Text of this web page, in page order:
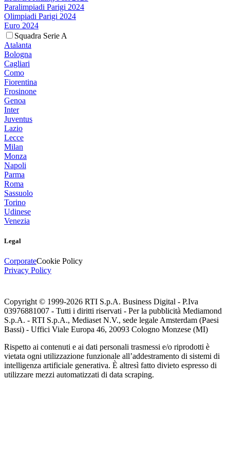
Paralimpiadi Parigi 2024
Olimpiadi Parigi 2024
Euro 2024
Squadra Serie A
Atalanta
Bologna
Cagliari
Como
Fiorentina
Frosinone
Genoa
Inter
Juventus
Lazio
Lecce
Milan
Monza
Napoli
Parma
Roma
Sassuolo
Torino
Udinese
Venezia
Legal
CorporateCookie Policy
Privacy Policy
Copyright © 1999-2026 RTI S.p.A. Business Digital - P.Iva
03976881007 - Tutti i diritti riservati - Per la pubblicità Mediamond
S.p.A. - RTI S.p.A., Mediaset N.V., sede legale Amsterdam (Paesi
Bassi) - Uffici Viale Europa 46, 20093 Cologno Monzese (MI)
Rispetto ai contenuti e ai dati personali trasmessi e/o riprodotti è
vietata ogni utilizzazione funzionale all’addestramento di sistemi di
intelligenza artificiale generativa. È altresì fatto divieto espresso di
utilizzare mezzi automatizzati di data scraping.